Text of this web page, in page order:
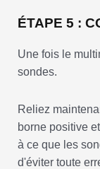
ÉTAPE 5 :
Une fois le
sondes.
Reliez
borne positive
à ce que les
d'éviter toute